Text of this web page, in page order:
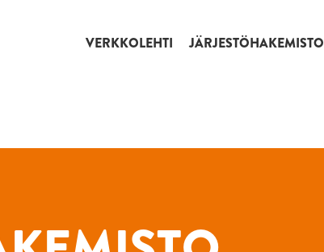
VERKKOLEHTI JÄRJESTÖHAKEMISTO